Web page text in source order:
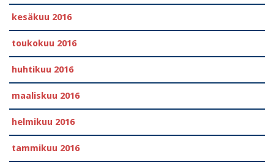
kesäkuu 2016
toukokuu 2016
huhtikuu 2016
maaliskuu 2016
helmikuu 2016
tammikuu 2016